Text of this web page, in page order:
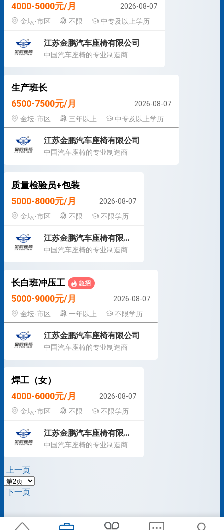
4000-5000元/月
2026-08-07
金坛-市区
不限 中专及以上学历
江苏金鹏汽车座椅有限公司
中国汽车座椅的专业制造商
生产班长
6500-7500元/月
2026-08-07
金坛-市区
三年以上 中专及以上学历
江苏金鹏汽车座椅有限公司
中国汽车座椅的专业制造商
质量检验员+包装
5000-8000元/月
2026-08-07
金坛-市区
不限 不限学历
江苏金鹏汽车座椅有限公司
中国汽车座椅的专业制造商
长白班冲压工 急招
5000-9000元/月
2026-08-07
金坛-市区
一年以上 不限学历
江苏金鹏汽车座椅有限公司
中国汽车座椅的专业制造商
焊工（女）
4000-6000元/月
2026-08-07
金坛-市区
不限 不限学历
江苏金鹏汽车座椅有限公司
中国汽车座椅的专业制造商
上一页
下一页